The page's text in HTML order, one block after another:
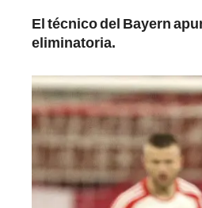
El técnico del Bayern
eliminatoria.